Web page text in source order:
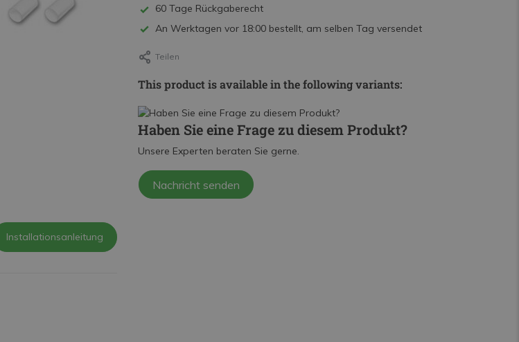
Installationsanleitung
60 Tage Rückgaberecht
An Werktagen vor 18:00 bestellt, am selben Tag versendet
Teilen
This product is available in the following variants:
Haben Sie eine Frage zu diesem Produkt?
Unsere Experten beraten Sie gerne.
Nachricht senden